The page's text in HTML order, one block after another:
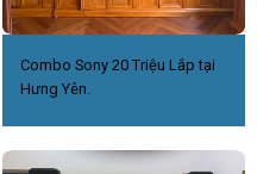
Combo Sony 20 Triệu Lắp tại
Hưng Yên.